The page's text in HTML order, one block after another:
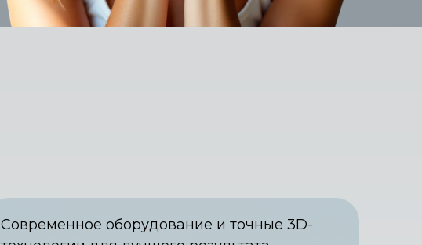
Современное оборудование и точные 3D-